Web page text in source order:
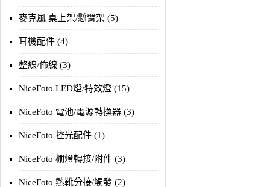
麥克風 桌上架/懸臂架 (5)
耳機配件 (4)
整線/佈線 (3)
NiceFoto LED燈/特效燈 (15)
NiceFoto 電池/電源轉換器 (3)
NiceFoto 控光配件 (1)
NiceFoto 棚燈轉接/附件 (3)
NiceFoto 熱靴分接/觸發 (2)